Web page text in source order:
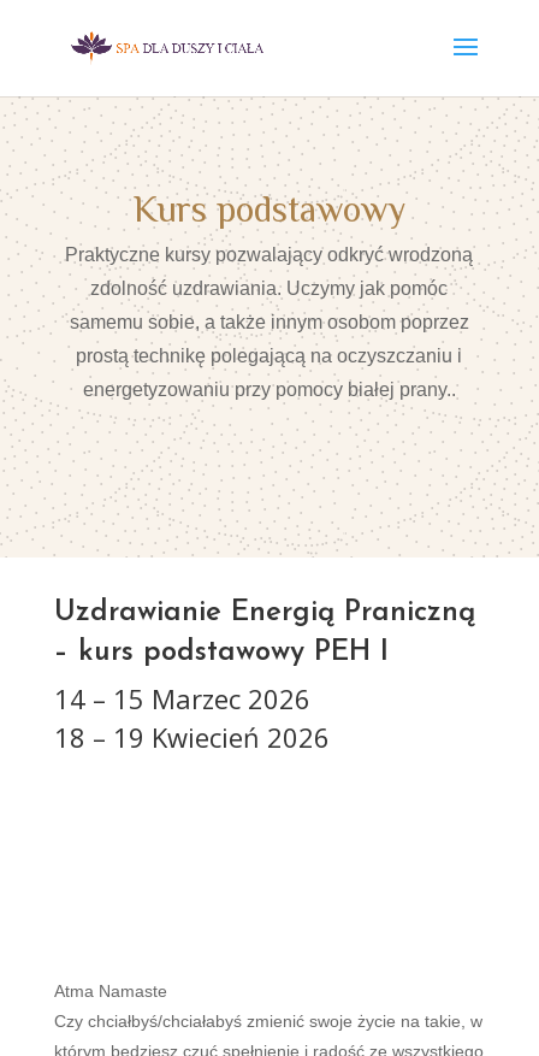
Kurs podstawowy
Praktyczne kursy pozwalający odkryć wrodzoną
zdolność uzdrawiania. Uczymy jak pomóc
samemu sobie, a także innym osobom poprzez
prostą technikę polegającą na oczyszczaniu i
energetyzowaniu przy pomocy białej prany..
Uzdrawianie Energią Praniczną
– kurs podstawowy PEH I
14 – 15 Marzec 2026
18 – 19 Kwiecień 2026
Atma Namaste
Czy chciałbyś/chciałabyś zmienić swoje życie na takie, w
którym będziesz czuć spełnienie i radość ze wszystkiego